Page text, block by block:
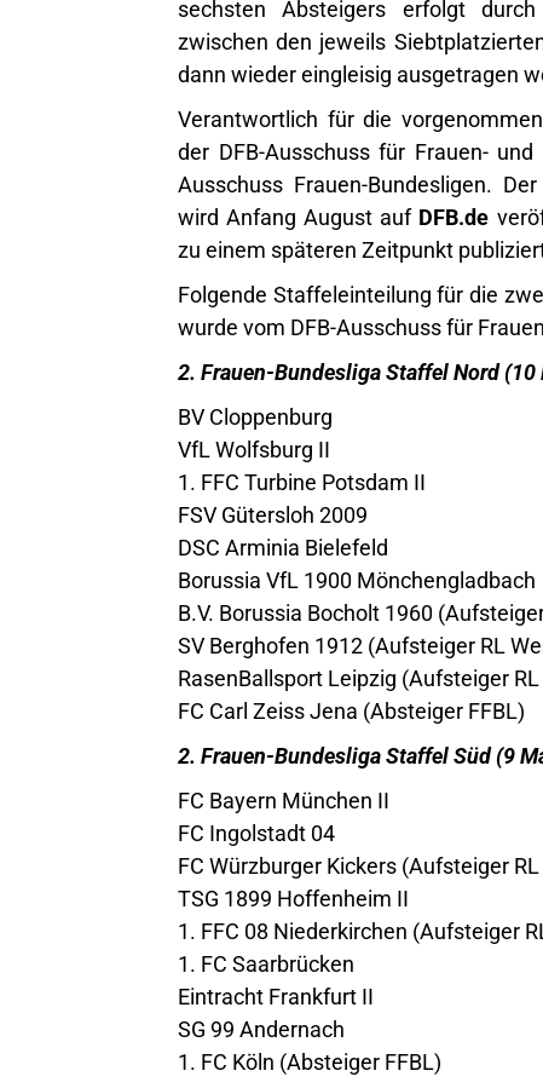
sechsten Absteigers erfolgt
zwischen den jeweils
dann wieder eingleisig ausgetragen
Verantwortlich für die
der DFB-Ausschuss für Frauen-
Ausschuss Frauen-Bundesligen.
wird Anfang August auf DFB.de
zu einem späteren Zeitpunkt
Folgende Staffeleinteilung für die
wurde vom DFB-Ausschuss für
2. Frauen-Bundesliga Staffel Nord
BV Cloppenburg
VfL Wolfsburg II
1. FFC Turbine Potsdam II
FSV Gütersloh 2009
DSC Arminia Bielefeld
Borussia VfL 1900 Mönchengladbach
B.V. Borussia Bocholt 1960
SV Berghofen 1912 (Aufsteiger RL
RasenBallsport Leipzig (Aufsteiger
FC Carl Zeiss Jena (Absteiger FFBL)
2. Frauen-Bundesliga Staffel Süd (9
FC Bayern München II
FC Ingolstadt 04
FC Würzburger Kickers (Aufsteiger RL
TSG 1899 Hoffenheim II
1. FFC 08 Niederkirchen (Aufsteiger
1. FC Saarbrücken
Eintracht Frankfurt II
SG 99 Andernach
1. FC Köln (Absteiger FFBL)